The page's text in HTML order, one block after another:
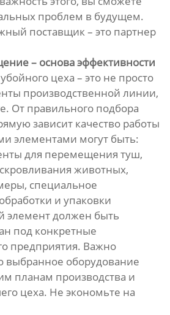
проблем в будущем.
поставщик – это партнер
– основа эффективности
цеха – это не просто
производственной линии,
От правильного подбора
зависит качество работы
элементами могут быть:
для перемещения туш,
животных,
специальное
и упаковки
элемент должен быть
под конкретные
предприятия. Важно
выбранное оборудование
планам производства и
цеха. Не экономьте на